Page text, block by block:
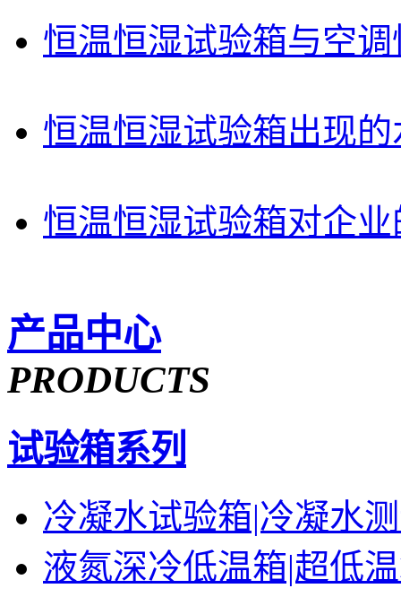
恒温恒湿试验箱与空
恒温恒湿试验箱出现
恒温恒湿试验箱对企
产品中心
PRODUCTS
试验箱系列
冷凝水试验箱|冷凝水
液氮深冷低温箱|超低